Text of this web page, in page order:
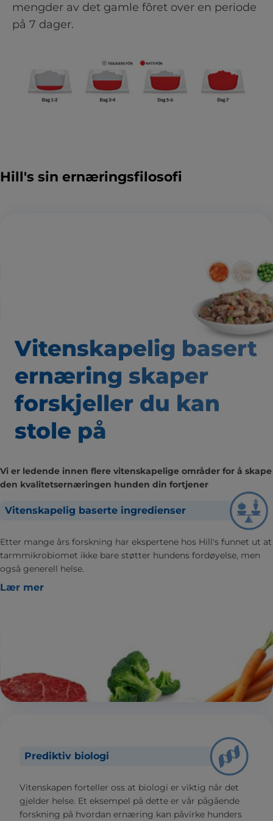
mengder av det gamle fôret over en periode
på 7 dager.
Hill's sin ernæringsfilosofi
Vitenskapelig basert
ernæring skaper
forskjeller du kan
stole på
Vi er ledende innen flere vitenskapelige områder for å skape
den kvalitetsernæringen hunden din fortjener
Vitenskapelig baserte ingredienser
Etter mange års forskning har ekspertene hos Hill's funnet ut at
tarmmikrobiomet ikke bare støtter hundens fordøyelse, men
også generell helse.
Lær mer
Prediktiv biologi
Vitenskapen forteller oss at biologi er viktig når det
gjelder helse. Et eksempel på dette er vår pågående
forskning på hvordan ernæring kan påvirke hunders